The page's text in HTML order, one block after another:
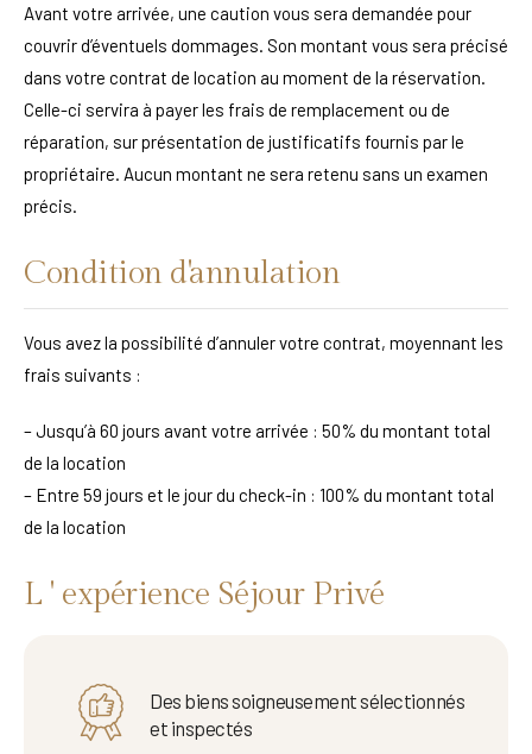
Avant votre arrivée, une caution vous sera demandée pour
couvrir d’éventuels dommages. Son montant vous sera précisé
dans votre contrat de location au moment de la réservation.
Celle-ci servira à payer les frais de remplacement ou de
réparation, sur présentation de justificatifs fournis par le
propriétaire. Aucun montant ne sera retenu sans un examen
précis.
Condition d'annulation
Vous avez la possibilité d’annuler votre contrat, moyennant les
frais suivants :
– Jusqu’à 60 jours avant votre arrivée : 50% du montant total
de la location
– Entre 59 jours et le jour du check-in : 100% du montant total
de la location
L ' expérience Séjour Privé
Des biens soigneusement sélectionnés
et inspectés